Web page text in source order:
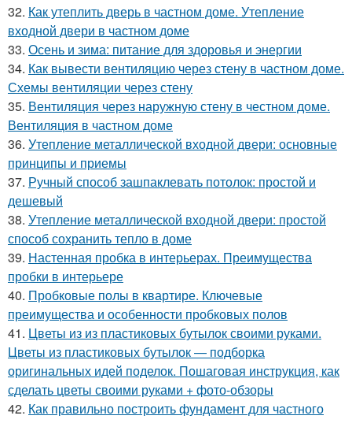
32. Как утеплить дверь в частном доме. Утепление
входной двери в частном доме
33. Осень и зима: питание для здоровья и энергии
34. Как вывести вентиляцию через стену в частном доме.
Схемы вентиляции через стену
35. Вентиляция через наружную стену в честном доме.
Вентиляция в частном доме
36. Утепление металлической входной двери: основные
принципы и приемы
37. Ручный способ зашпаклевать потолок: простой и
дешевый
38. Утепление металлической входной двери: простой
способ сохранить тепло в доме
39. Настенная пробка в интерьерах. Преимущества
пробки в интерьере
40. Пробковые полы в квартире. Ключевые
преимущества и особенности пробковых полов
41. Цветы из из пластиковых бутылок своими руками.
Цветы из пластиковых бутылок — подборка
оригинальных идей поделок. Пошаговая инструкция, как
сделать цветы своими руками + фото-обзоры
42. Как правильно построить фундамент для частного